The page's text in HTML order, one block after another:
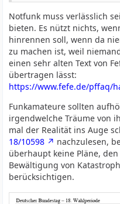
Notfunk muss verlässlich
bieten. Es nützt nichts,
hinrennen soll, wenn da
zu machen ist, weil
einen sehr alten Text von
übertragen lässt:
https://www.fefe.de/pffaq/
Funkamateure sollten
irgendwelche Träume von
mal der Realität ins Auge
18/10598
nachzulesen,
überhaupt keine Pläne,
Bewältigung von
berücksichtigen.